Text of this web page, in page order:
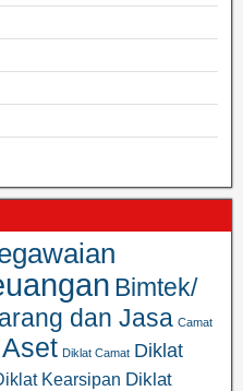
Bimtek/
dan Jasa Camat
Diklat Camat Diklat
Kearsipan Diklat